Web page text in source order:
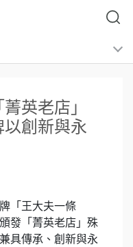
英老店」
創新與永
「王大夫一條
發「菁英老店」殊
具傳承、創新與永